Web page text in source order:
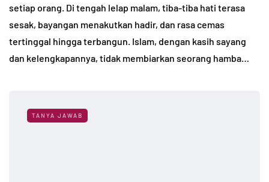
setiap orang. Di tengah lelap malam, tiba-tiba hati terasa
sesak, bayangan menakutkan hadir, dan rasa cemas
tertinggal hingga terbangun. Islam, dengan kasih sayang
dan kelengkapannya, tidak membiarkan seorang hamba…
TANYA JAWAB